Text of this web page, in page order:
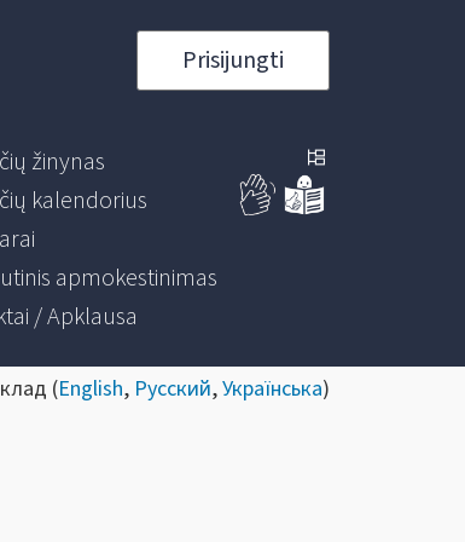
Prisijungti
žinynas
kalendorius
apmokestinimas
/ Apklausa
(English, Русский,Українська)